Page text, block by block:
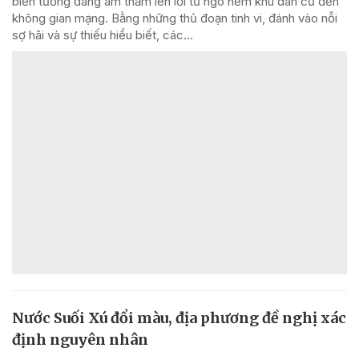
không gian mạng. Bằng những thủ đoạn tinh vi, đánh vào nỗi
sợ hãi và sự thiếu hiểu biết, các...
Nước Suối Xú đổi màu, địa phương đề nghị xác
định nguyên nhân